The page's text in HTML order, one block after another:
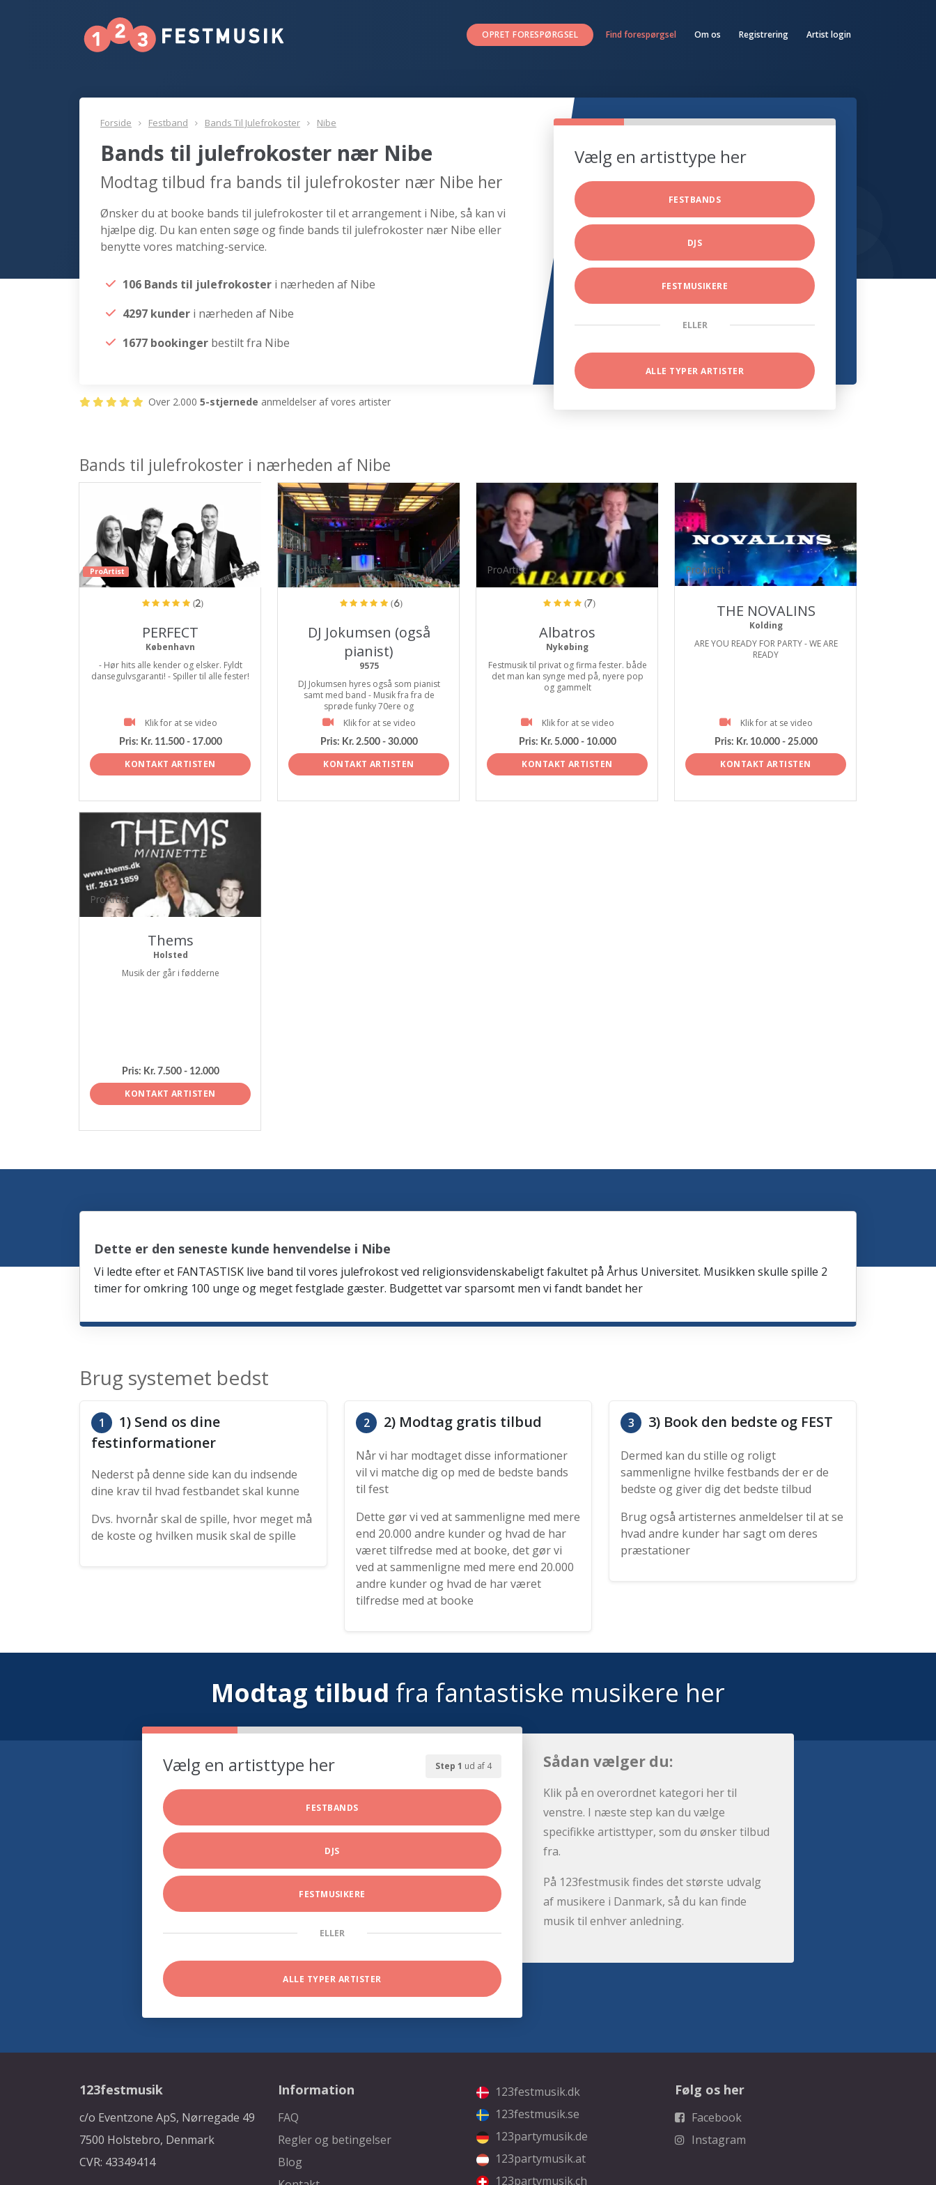
OPRET FORESPØRGSEL Find forespørgsel Om os Registrering Artist login
Forside Festband Bands Til Julefrokoster Nibe
Bands til julefrokoster nær Nibe
Modtag tilbud fra bands til julefrokoster nær Nibe her
Ønsker du at booke bands til julefrokoster til et arrangement i Nibe, så kan vi
hjælpe dig. Du kan enten søge og finde bands til julefrokoster nær Nibe eller
benytte vores matching-service.
106 Bands til julefrokoster i nærheden af Nibe
4297 kunder i nærheden af Nibe
1677 bookinger bestilt fra Nibe
Vælg en artisttype her
FESTBANDS
DJS
FESTMUSIKERE
ELLER
ALLE TYPER ARTISTER
Over 2.000 5-stjernede anmeldelser af vores artister
Bands til julefrokoster i nærheden af Nibe
ProArtist
(2)
PERFECT
København
- Hør hits alle kender og elsker. Fyldt
dansegulvsgaranti! - Spiller til alle fester!
Klik for at se video
Pris: Kr. 11.500 - 17.000
KONTAKT ARTISTEN
ProArtist
(6)
DJ Jokumsen (også
pianist)
9575
DJ Jokumsen hyres også som pianist
samt med band - Musik fra fra de
sprøde funky 70ere og
Klik for at se video
Pris: Kr. 2.500 - 30.000
KONTAKT ARTISTEN
ProArtist
(7)
Albatros
Nykøbing
Festmusik til privat og firma fester. både
det man kan synge med på, nyere pop
og gammelt
Klik for at se video
Pris: Kr. 5.000 - 10.000
KONTAKT ARTISTEN
ProArtist
THE NOVALINS
Kolding
ARE YOU READY FOR PARTY - WE ARE
READY
Klik for at se video
Pris: Kr. 10.000 - 25.000
KONTAKT ARTISTEN
ProArtist
Thems
Holsted
Musik der går i fødderne
Pris: Kr. 7.500 - 12.000
KONTAKT ARTISTEN
Dette er den seneste kunde henvendelse i Nibe
Vi ledte efter et FANTASTISK live band til vores julefrokost ved religionsvidenskabeligt fakultet på Århus Universitet. Musikken skulle spille 2
timer for omkring 100 unge og meget festglade gæster. Budgettet var sparsomt men vi fandt bandet her
Brug systemet bedst
1
1) Send os dine
festinformationer
Nederst på denne side kan du indsende
dine krav til hvad festbandet skal kunne
Dvs. hvornår skal de spille, hvor meget må
de koste og hvilken musik skal de spille
2 2) Modtag gratis tilbud
Når vi har modtaget disse informationer
vil vi matche dig op med de bedste bands
til fest
Dette gør vi ved at sammenligne med mere
end 20.000 andre kunder og hvad de har
været tilfredse med at booke, det gør vi
ved at sammenligne med mere end 20.000
andre kunder og hvad de har været
tilfredse med at booke
3 3) Book den bedste og FEST
Dermed kan du stille og roligt
sammenligne hvilke festbands der er de
bedste og giver dig det bedste tilbud
Brug også artisternes anmeldelser til at se
hvad andre kunder har sagt om deres
præstationer
Modtag tilbud fra fantastiske musikere her
Step 1 ud af 4
Vælg en artisttype her
FESTBANDS
DJS
FESTMUSIKERE
ELLER
ALLE TYPER ARTISTER
Sådan vælger du:
Klik på en overordnet kategori her til
venstre. I næste step kan du vælge
specifikke artisttyper, som du ønsker tilbud
fra.
På 123festmusik findes det største udvalg
af musikere i Danmark, så du kan finde
musik til enhver anledning.
123festmusik
c/o Eventzone ApS, Nørregade 49
7500 Holstebro, Denmark
CVR: 43349414
Information
FAQ
Regler og betingelser
Blog
123festmusik.dk
123festmusik.se
123partymusik.de
123partymusik.at
123partymusik.ch
Følg os her
Facebook
Instagram